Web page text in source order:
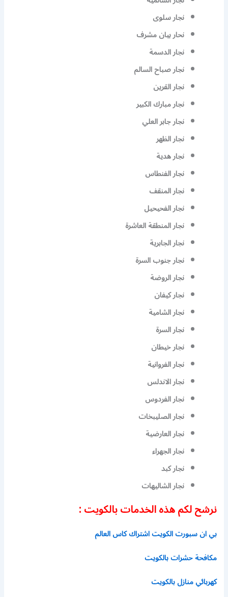
نجار سلوى
نحار بيان مشرف
نجار الدسمة
نجار صباح السالم
نجار القرين
نجار مبارك الكبير
نجار جابر العلي
نجار الظهر
نجار هدية
نجار الفنطاس
نجار المنقف
نجار الفحيحيل
نجار المنطقة العاشرة
نجار الجابرية
نجار جنوب السرة
نجار الروضة
نجار كيفان
نجار الشامية
نجار السرة
نجار خيطان
نجار الفروانية
نجار الاندلس
نجار الفردوس
نجار الصليبخات
نجار العارضية
نجار الجهراء
نجار كبد
نجار الشاليهات
نرشح لكم هذه الخدمات بالكويت :
بي ان سبورت الكويت اشتراك كاس العالم
مكافحة حشرات بالكويت
كهربائي منازل بالكويت